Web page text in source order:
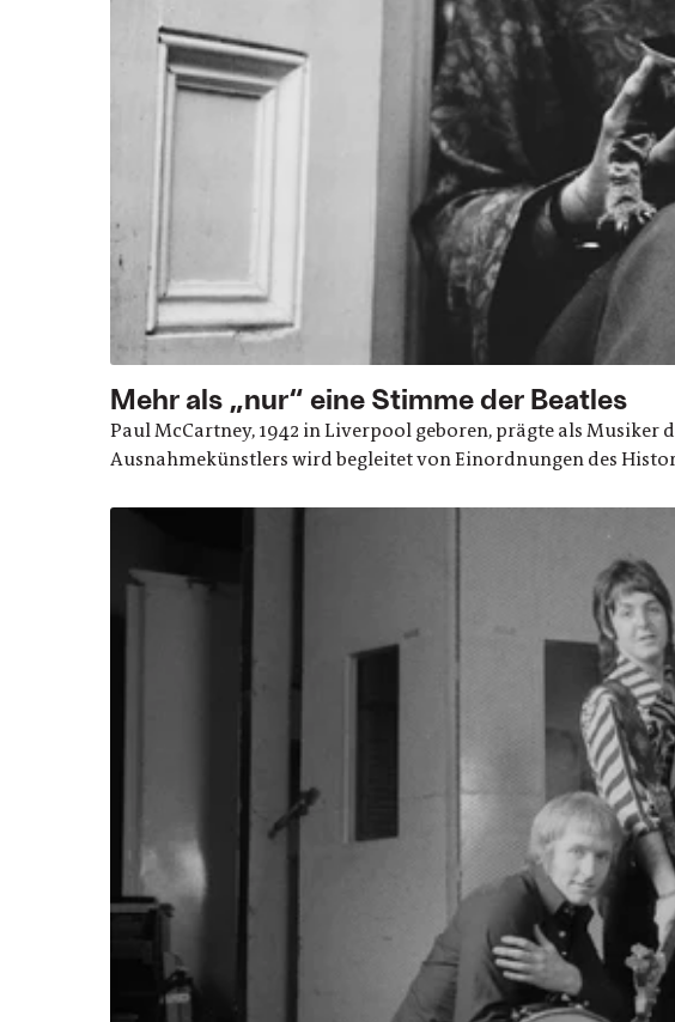
Mehr als „nur“ eine Stimme der Beatles
Paul McCartney, 1942 in Liverpool geboren, prägte als Musiker
Ausnahmekünstlers wird begleitet von Einordnungen des